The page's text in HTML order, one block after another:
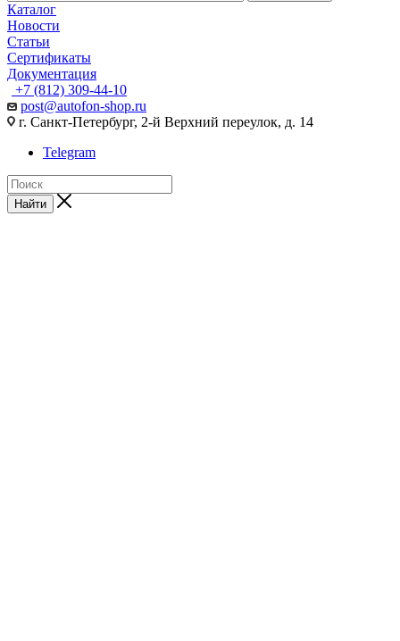
Каталог
Новости
Статьи
Сертификаты
Документация
+7 (812) 309-44-10
post@autofon-shop.ru
г. Санкт-Петербург, 2-й Верхний переулок, д. 14
Telegram
Найти